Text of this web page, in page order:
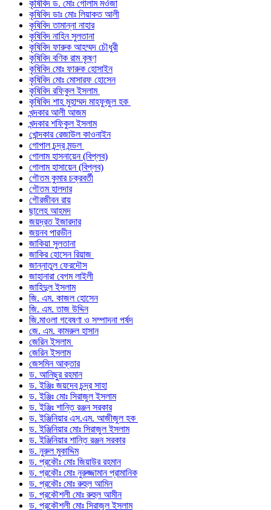
কৃষিবিদ ড. মোঃ গোলাম মর্ওজা
কৃষিবিদ ডাঃ মোঃ লিয়াকত আলী
কৃষিবিদ তামান্না নাহার
কৃষিবিদ নাহিন সুলতানা
কৃষিবিদ ফারুক আহম্মদ চৌধুরী
কৃষিবিদ বণিক রাম কৃষ্ণ
কৃষিবিদ মোঃ ফারুক হোসাইন
কৃষিবিদ মোঃ মোসারফ হোসেন
কৃষিবিদ রফিকুল ইসলাম
কৃষিবিদ শাহ মুহাম্মদ মাহফুজুল হক
খন্দকার আলী আজম
খন্দকার শফিকুল ইসলাম
খোন্দকার রেজাউল কাওনাইন
গোপাল চন্দ্র মন্ডল
গোলাম হাসনায়েন (বিপ্লব)
গোলাম হাসায়েন (বিপ্লব)
গৌতম কুমার চক্রবর্তী
গৌতম হালদার
গৌরজীবন রায়
ছালেহ আহমদ
জয়দ্রত ইজারদার
জয়নব পারভীন
জাকিয়া সুলতানা
জাকির হোসেন রিয়াজ
জান্নাতুল ফেরদৌস
জাহানারা বেগম লাইলী
জাহিদুল ইসলাম
জি. এম. কাজল হোসেন
জি. এম. তাজ উদ্দিন
জি.মাওলা গবেষণা ও সম্পাদনা পর্ষদ
জে. এম. কামরুল হাসান
জেরিন ইসলাম
জেরিন ইসলাম
জেসমিন আক্তার
ড. আনিছুর রহমান
ড. ইঞ্জিঃ জয়দেব চন্দ্র সাহা
ড. ইঞ্জিঃ মোঃ সিরাজুল ইসলাম
ড. ইঞ্জিঃ শান্তি রঞ্জন সরকার
ড. ইঞ্জিনিয়ার এস.এম. আজীজুল হক
ড. ইঞ্জিনিয়ার মোঃ সিরাজুল ইসলাম
ড. ইঞ্জিনিয়ার শান্তি রঞ্জন সরকার
ড. নুরুল মুকাদ্দিম
ড. প্রকৌঃ মোঃ জিয়াউর রহমান
ড. প্রকৌঃ মোঃ নুরুজ্জামান প্রামানিক
ড. প্রকৌঃ মোঃ রুহুল আমিন
ড. প্রকৌশলী মোঃ রুহুল আমীন
ড. প্রকৌশলী মোঃ সিরাজুল ইসলাম